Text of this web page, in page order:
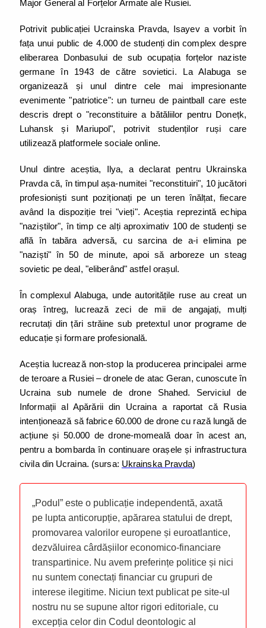
Major General al Forțelor Armate ale Rusiei.
Potrivit publicației Ucrainska Pravda, Isayev a vorbit în
fața unui public de 4.000 de studenți din complex despre
eliberarea Donbasului de sub ocupația forțelor naziste
germane în 1943 de către sovietici. La Alabuga se
organizează și unul dintre cele mai impresionante
evenimente "patriotice": un turneu de paintball care este
descris drept o "reconstituire a bătăliilor pentru Donețk,
Luhansk și Mariupol", potrivit studenților ruși care
utilizează platformele sociale online.
Unul dintre aceștia, Ilya, a declarat pentru Ukrainska
Pravda că, în timpul așa-numitei "reconstituiri", 10 jucători
profesioniști sunt poziționați pe un teren înălțat, fiecare
având la dispoziție trei "vieți". Aceștia reprezintă echipa
"naziștilor", în timp ce alți aproximativ 100 de studenți se
află în tabăra adversă, cu sarcina de a-i elimina pe
"naziști" în 50 de minute, apoi să arboreze un steag
sovietic pe deal, "eliberând" astfel orașul.
În complexul Alabuga, unde autoritățile ruse au creat un
oraș întreg, lucrează zeci de mii de angajați, mulți
recrutați din țări străine sub pretextul unor programe de
educație și formare profesională.
Aceștia lucrează non-stop la producerea principalei arme
de teroare a Rusiei – dronele de atac Geran, cunoscute în
Ucraina sub numele de drone Shahed. Serviciul de
Informații al Apărării din Ucraina a raportat că Rusia
intenționează să fabrice 60.000 de drone cu rază lungă de
acțiune și 50.000 de drone-momeală doar în acest an,
pentru a bombarda în continuare orașele și infrastructura
civila din Ucraina. (sursa: Ukrainska Pravda)
„Podul” este o publicație independentă, axată
pe lupta anticorupție, apărarea statului de drept,
promovarea valorilor europene și euroatlantice,
dezvăluirea cârdășiilor economico-financiare
transpartinice. Nu avem preferințe politice și nici
nu suntem conectați financiar cu grupuri de
interese ilegitime. Niciun text publicat pe site-ul
nostru nu se supune altor rigori editoriale, cu
excepția celor din Codul deontologic al